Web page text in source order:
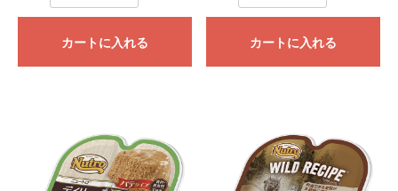
カートに入れる カートに入れる